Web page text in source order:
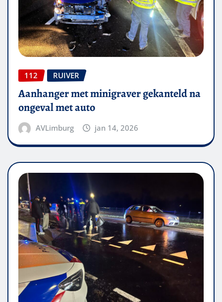
112 RUIVER
Aanhanger met minigraver gekanteld na
ongeval met auto
AVLimburg jan 14, 2026